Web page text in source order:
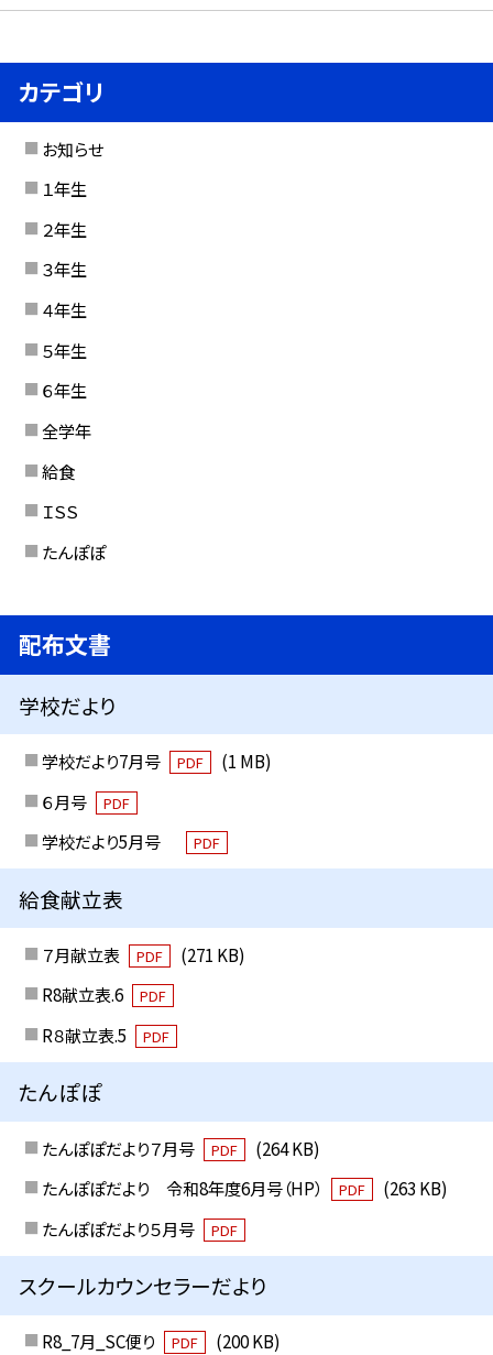
カテゴリ
お知らせ
１年生
２年生
３年生
４年生
５年生
６年生
全学年
給食
ＩＳＳ
たんぽぽ
配布文書
学校だより
学校だより7月号 PDF
(1 MB)
６月号
PDF
学校だより5月号 PDF
給食献立表
７月献立表 PDF
(271 KB)
R8献立表.6
PDF
R８献立表.5 PDF
たんぽぽ
たんぽぽだより７月号 PDF
(264 KB)
たんぽぽだより 令和8年度6月号（HP）
PDF
(263 KB)
たんぽぽだより５月号
PDF
スクールカウンセラーだより
R8_7月_SC便り PDF (200 KB)